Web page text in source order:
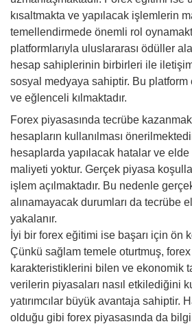
kısaltmakta ve yapılacak işlemlerin
temellendirmede önemli rol
platformlarıyla uluslararası ödüller
hesap sahiplerinin birbirleri ile
sosyal medyaya sahiptir. Bu
ve eğlenceli kılmaktadır.
Forex piyasasında tecrübe
hesapların kullanılması
hesaplarda yapılacak hatalar ve
maliyeti yoktur. Gerçek piyasa
işlem açılmaktadır. Bu nedenle
alınamayacak durumları da tecrübe
yakalanır.
İyi bir forex eğitimi ise başarı için ön
Çünkü sağlam temele oturtmuş,
karakteristiklerini bilen ve ekonomik
verilerin piyasaları nasıl etkilediğini
yatırımcılar büyük avantaja sahiptir.
olduğu gibi forex piyasasında da